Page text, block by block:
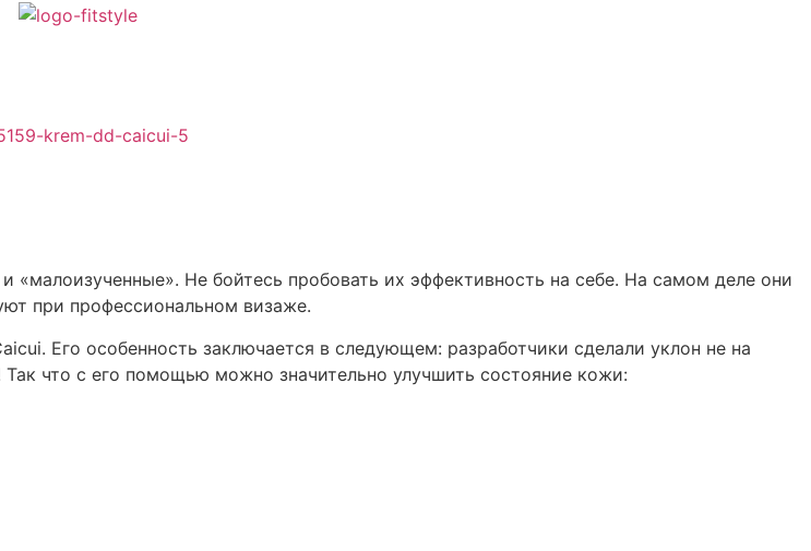
«малоизученные». Не бойтесь пробовать их эффективность на себе. На самом деле они
при профессиональном визаже.
Его особенность заключается в следующем: разработчики сделали уклон не на
что с его помощью можно значительно улучшить состояние кожи: